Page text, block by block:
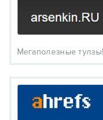
Мегаполезные